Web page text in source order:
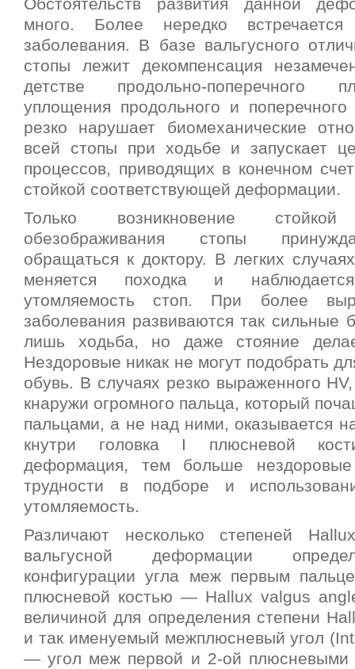
Обстоятельств развития данной
много. Более нередко
заболевания. В базе вальгусного
стопы лежит декомпенсация
детстве продольно-поперечного
уплощения продольного и
резко нарушает биомеханические
всей стопы при ходьбе и запускает
процессов, приводящих в конечном
стойкой соответствующей деформации.
Только возникновение
обезображивания стопы
обращаться к доктору. В легких
меняется походка и
утомляемость стоп. При более
заболевания развиваются так сильные
лишь ходьба, но даже стояние
Нездоровые никак не могут подобрать
обувь. В случаях резко выраженного
кнаружи огромного пальца, который
пальцами, а не над ними, оказывается
кнутри головка I плюсневой
деформация, тем больше
трудности в подборе и
утомляемость.
Различают несколько степеней
вальгусной деформации
конфигурации угла меж первым
плюсневой костью — Hallux valgus
величиной для определения степени
и так именуемый межплюсневый угол
— угол меж первой и 2-ой плюсневыми